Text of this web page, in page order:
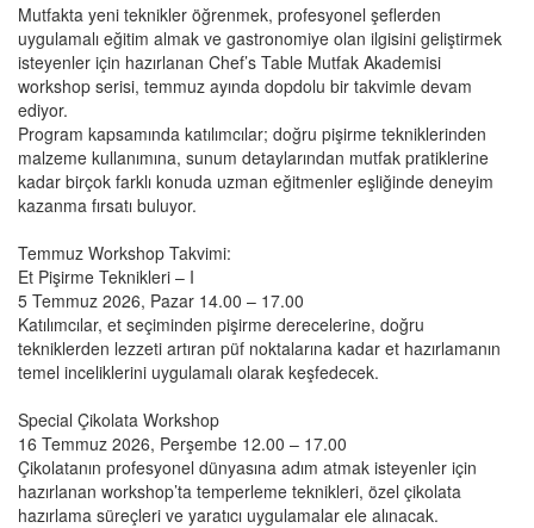
Mutfakta yeni teknikler öğrenmek, profesyonel şeflerden
uygulamalı eğitim almak ve gastronomiye olan ilgisini geliştirmek
isteyenler için hazırlanan Chef’s Table Mutfak Akademisi
workshop serisi, temmuz ayında dopdolu bir takvimle devam
ediyor.
Program kapsamında katılımcılar; doğru pişirme tekniklerinden
malzeme kullanımına, sunum detaylarından mutfak pratiklerine
kadar birçok farklı konuda uzman eğitmenler eşliğinde deneyim
kazanma fırsatı buluyor.
Temmuz Workshop Takvimi:
Et Pişirme Teknikleri – I
5 Temmuz 2026, Pazar 14.00 – 17.00
Katılımcılar, et seçiminden pişirme derecelerine, doğru
tekniklerden lezzeti artıran püf noktalarına kadar et hazırlamanın
temel inceliklerini uygulamalı olarak keşfedecek.
Special Çikolata Workshop
16 Temmuz 2026, Perşembe 12.00 – 17.00
Çikolatanın profesyonel dünyasına adım atmak isteyenler için
hazırlanan workshop’ta temperleme teknikleri, özel çikolata
hazırlama süreçleri ve yaratıcı uygulamalar ele alınacak.